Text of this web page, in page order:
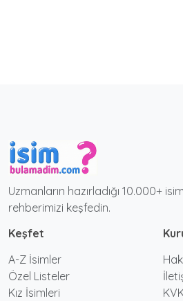
Uzmanların hazırladığı 10.000+
rehberimizi keşfedin.
Keşfet
A-Z İsimler
Özel Listeler
Kız İsimleri